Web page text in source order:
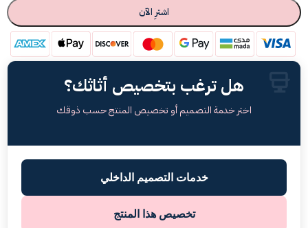
اشترِ الآن
هل ترغب بتخصيص أثاثك؟
اختر خدمة التصميم أو تخصيص المنتج حسب ذوقك
خدمات التصميم الداخلي
تخصيص هذا المنتج